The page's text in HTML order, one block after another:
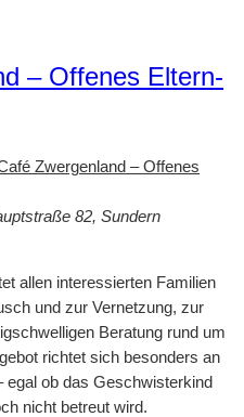
– Offenes Eltern-
Zwergenland – Offenes
82, Sundern
allen interessierten Familien
und zur Vernetzung, zur
Beratung rund um
richtet sich besonders an
egal ob das Geschwisterkind
nicht betreut wird.